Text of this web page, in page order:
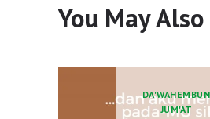
You May
DA'WAHEMBUN
JUM'AT